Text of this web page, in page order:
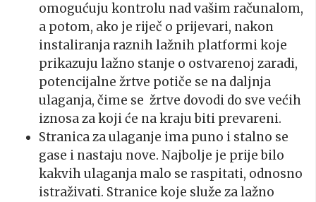
omogućuju kontrolu nad vašim računalom,
a potom, ako je riječ o prijevari, nakon
instaliranja raznih lažnih platformi koje
prikazuju lažno stanje o ostvarenoj zaradi,
potencijalne žrtve potiče se na daljnja
ulaganja, čime se žrtve dovodi do sve većih
iznosa za koji će na kraju biti prevareni.
Stranica za ulaganje ima puno i stalno se
gase i nastaju nove. Najbolje je prije bilo
kakvih ulaganja malo se raspitati, odnosno
istraživati. Stranice koje služe za lažno